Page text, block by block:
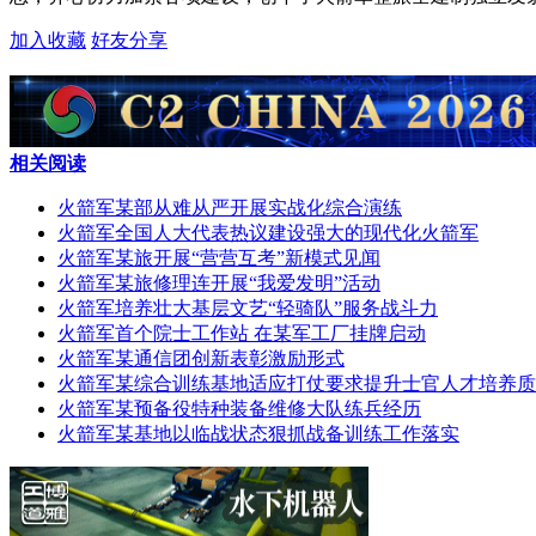
加入收藏 好友分享
相关阅读
火箭军某部从难从严开展实战化综合演练
火箭军全国人大代表热议建设强大的现代化火箭军
火箭军某旅开展“营营互考”新模式见闻
火箭军某旅修理连开展“我爱发明”活动
火箭军培养壮大基层文艺“轻骑队”服务战斗力
火箭军首个院士工作站 在某军工厂挂牌启动
火箭军某通信团创新表彰激励形式
火箭军某综合训练基地适应打仗要求提升士官人才培养
火箭军某预备役特种装备维修大队练兵经历
火箭军某基地以临战状态狠抓战备训练工作落实